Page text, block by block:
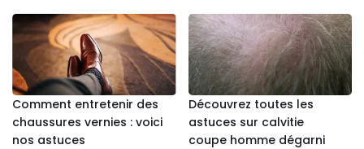
Comment entretenir des
chaussures vernies : voici
nos astuces
Découvrez toutes les
astuces sur calvitie
coupe homme dégarni